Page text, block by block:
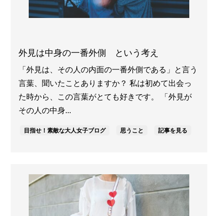
外見は中身の一番外側 という考え
「外見は、その人の内面の一番外側である」と言う
言葉、聞いたことありますか？ 私は初めて出会っ
た時から、この言葉がとても好きです。 「外見が
その人の中身...
目指せ！素敵な大人女子ブログ 思うこと 記事を見る